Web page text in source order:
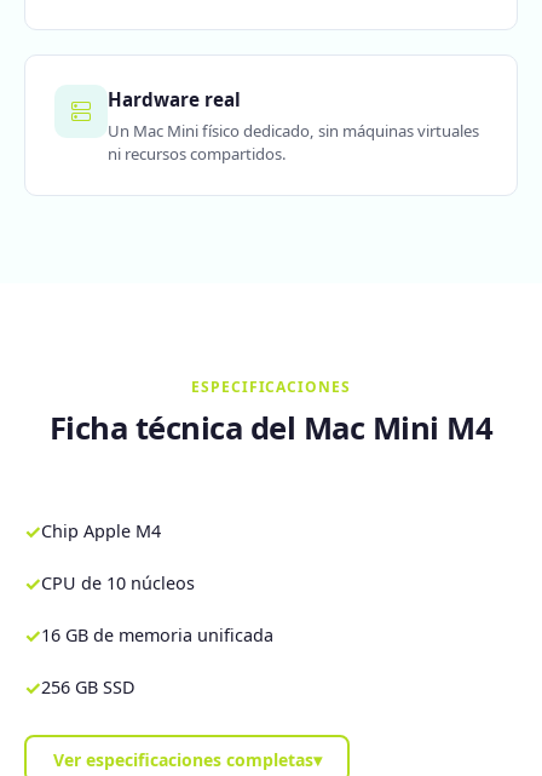
Hardware real
Un Mac Mini físico dedicado, sin máquinas virtuales
ni recursos compartidos.
ESPECIFICACIONES
Ficha técnica del Mac Mini M4
✓Chip Apple M4
✓CPU de 10 núcleos
✓16 GB de memoria unificada
✓256 GB SSD
Ver especificaciones completas▾